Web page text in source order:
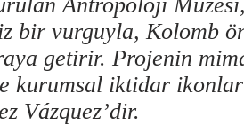
bir vurguyla, Kolomb
getirir. Projenin
kurumsal iktidar
Vázquez’dir.